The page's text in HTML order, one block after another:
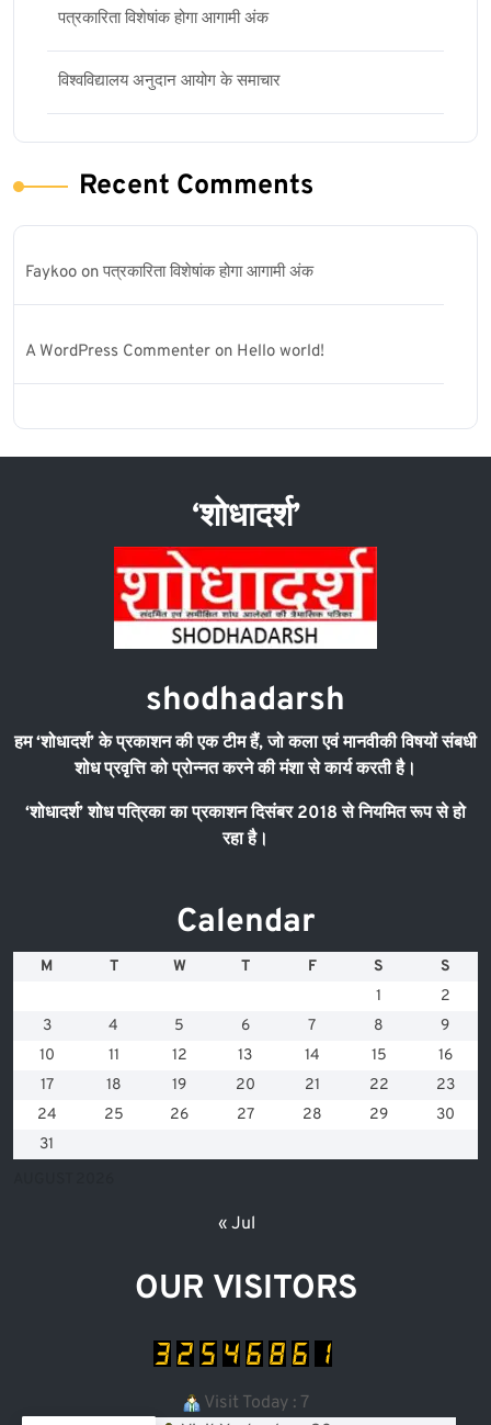
पत्रकारिता विशेषांक होगा आगामी अंक
विश्वविद्यालय अनुदान आयोग के समाचार
Recent Comments
Faykoo on पत्रकारिता विशेषांक होगा आगामी अंक
A WordPress Commenter on Hello world!
‘शोधादर्श’
shodhadarsh
हम‘शोधादर्श’के प्रकाशन की एक टीम हैं,जो कला एवं मानवीकी विषयों संबधी
शोध प्रवृत्ति को प्रोन्नत करने की मंशा से कार्य करती है।
‘शोधादर्श’शोध पत्रिका का प्रकाशन दिसंबर 2018से नियमित रूप से हो
रहा है।
Calendar
M T W T F S
S
1
2
3
4 5 6 7 8
9
10
11 12 13 14 15
16
17
18 19 20 21 22
23
24
25 26 27 28 29
30
31
« Jul
OUR VISITORS
Visit Today : 7